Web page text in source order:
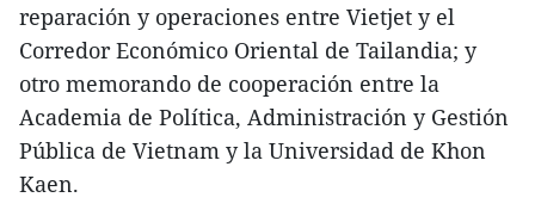
reparación y operaciones entre Vietjet y el
Corredor Económico Oriental de Tailandia; y
otro memorando de cooperación entre la
Academia de Política, Administración y Gestión
Pública de Vietnam y la Universidad de Khon
Kaen.